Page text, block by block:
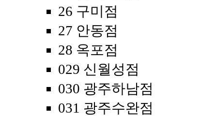
26 구미점
27 안동점
28 옥포점
029 신월성점
030 광주하남점
031 광주수완점